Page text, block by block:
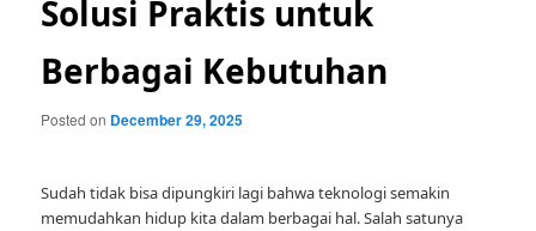
Solusi Praktis untuk
Berbagai Kebutuhan
Posted on December 29, 2025
Sudah tidak bisa dipungkiri lagi bahwa teknologi semakin
memudahkan hidup kita dalam berbagai hal. Salah satunya